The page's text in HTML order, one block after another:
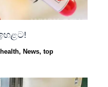
health, News,top